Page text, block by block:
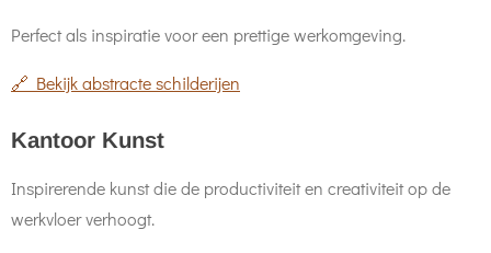
Perfect als inspiratie voor een prettige werkomgeving.
🔗 Bekijk abstracte schilderijen
Kantoor Kunst
Inspirerende kunst die de productiviteit en creativiteit op de
werkvloer verhoogt.